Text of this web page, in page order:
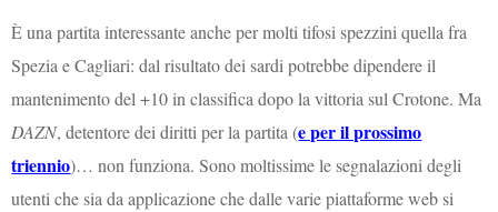
È una partita interessante anche per molti tifosi spezzini quella fra
Spezia e Cagliari: dal risultato dei sardi potrebbe dipendere il
mantenimento del +10 in classifica dopo la vittoria sul Crotone. Ma
DAZN, detentore dei diritti per la partita (e per il prossimo
triennio)… non funziona. Sono moltissime le segnalazioni degli
utenti che sia da applicazione che dalle varie piattaforme web si